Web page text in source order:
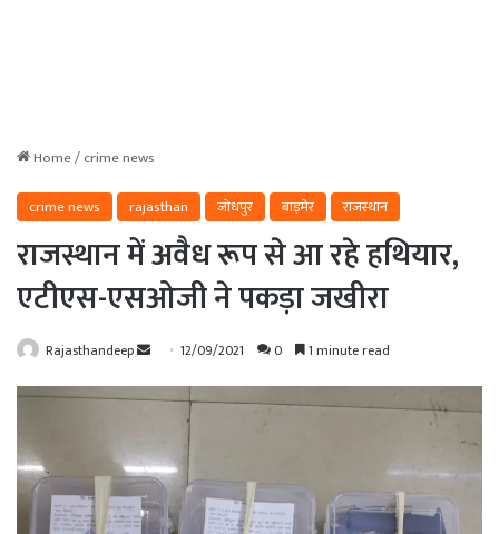
Home/crime news
crime news
rajasthan जोधपुर बाड़मेर राजस्थान
राजस्थान में अवैध रूप से आ रहे हथियार,
एटीएस-एसओजी ने पकड़ा जखीरा
Rajasthandeep
Send
email
12/09/2021 0 1 minute read